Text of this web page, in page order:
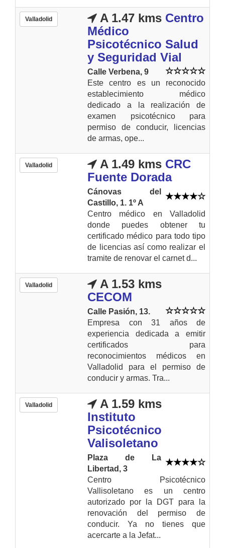
Valladolid A 1.47 kms Centro
Médico
Psicotécnico Salud
y Seguridad Vial
Calle Verbena, 9
Este centro es un reconocido
establecimiento médico
dedicado a la realización de
examen psicotécnico para
permiso de conducir, licencias
de armas, ope...
Valladolid A 1.49 kms CRC
Fuente Dorada
Cánovas del
Castillo, 1. 1º A
Centro médico en Valladolid
donde puedes obtener tu
certificado médico para todo tipo
de licencias así como realizar el
tramite de renovar el carnet d...
Valladolid
A 1.53 kms
CECOM
Calle Pasión, 13.
Empresa con 31 años de
experiencia dedicada a emitir
certificados para
reconocimientos médicos en
Valladolid para el permiso de
conducir y armas. Tra...
Valladolid
A 1.59 kms
Instituto
Psicotécnico
Valisoletano
Plaza de La
Libertad, 3
Centro Psicotécnico
Vallisoletano es un centro
autorizado por la DGT para la
renovación del permiso de
conducir. Ya no tienes que
acercarte a la Jefat...